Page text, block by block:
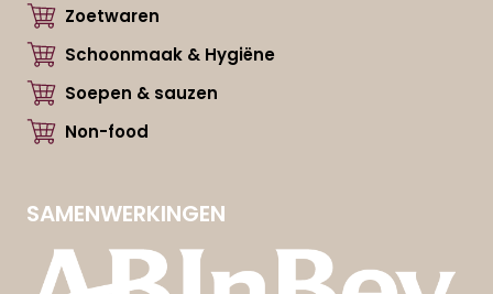
Zoetwaren
Schoonmaak & Hygiëne
Soepen & sauzen
Non-food
SAMENWERKINGEN